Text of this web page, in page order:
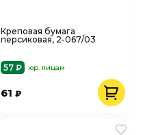
Креповая бумага
персиковая, 2-067/03
57 ₽ юр. лицам
61₽